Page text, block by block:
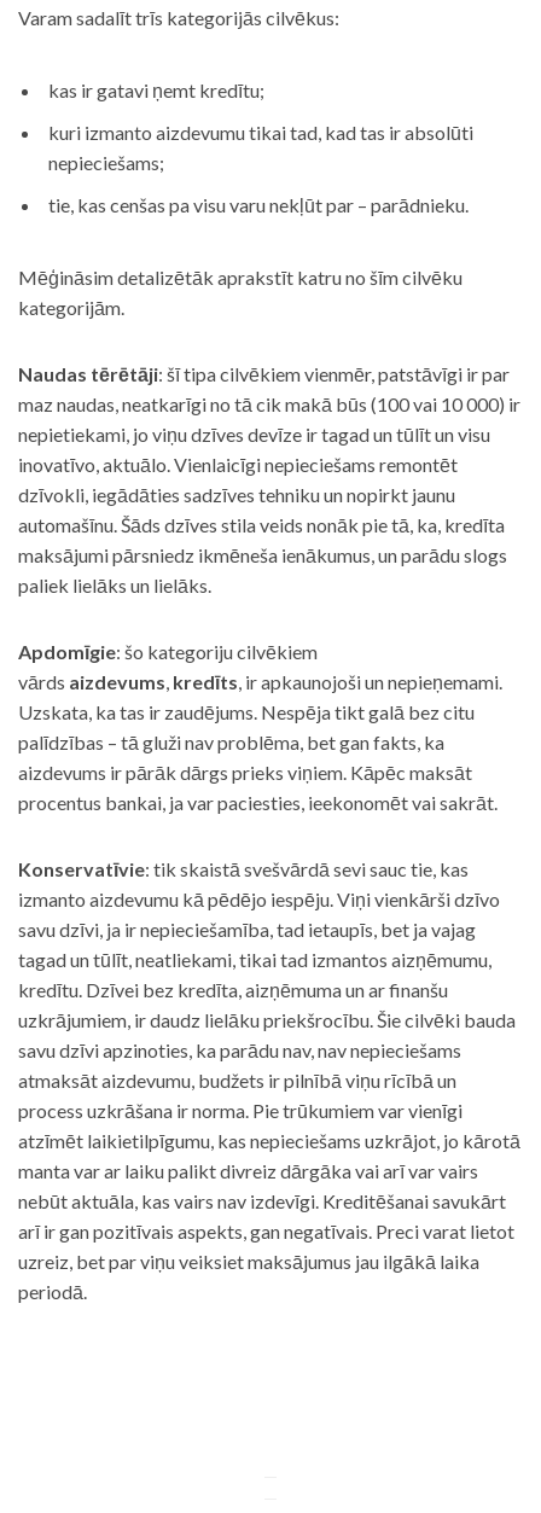
Varam sadalīt trīs kategorijās cilvēkus:
kas ir gatavi ņemt kredītu;
kuri izmanto aizdevumu tikai tad, kad tas ir absolūti
nepieciešams;
tie, kas cenšas pa visu varu nekļūt par – parādnieku.
Mēģināsim detalizētāk aprakstīt katru no šīm cilvēku
kategorijām.
Naudas tērētāji: šī tipa cilvēkiem vienmēr, patstāvīgi ir par
maz naudas, neatkarīgi no tā cik makā būs (100 vai 10 000) ir
nepietiekami, jo viņu dzīves devīze ir tagad un tūlīt un visu
inovatīvo, aktuālo. Vienlaicīgi nepieciešams remontēt
dzīvokli, iegādāties sadzīves tehniku un nopirkt jaunu
automašīnu. Šāds dzīves stila veids nonāk pie tā, ka, kredīta
maksājumi pārsniedz ikmēneša ienākumus, un parādu slogs
paliek lielāks un lielāks.
Apdomīgie: šo kategoriju cilvēkiem
vārds aizdevums, kredīts, ir apkaunojoši un nepieņemami.
Uzskata, ka tas ir zaudējums. Nespēja tikt galā bez citu
palīdzības – tā gluži nav problēma, bet gan fakts, ka
aizdevums ir pārāk dārgs prieks viņiem. Kāpēc maksāt
procentus bankai, ja var paciesties, ieekonomēt vai sakrāt.
Konservatīvie: tik skaistā svešvārdā sevi sauc tie, kas
izmanto aizdevumu kā pēdējo iespēju. Viņi vienkārši dzīvo
savu dzīvi, ja ir nepieciešamība, tad ietaupīs, bet ja vajag
tagad un tūlīt, neatliekami, tikai tad izmantos aizņēmumu,
kredītu. Dzīvei bez kredīta, aizņēmuma un ar finanšu
uzkrājumiem, ir daudz lielāku priekšrocību. Šie cilvēki bauda
savu dzīvi apzinoties, ka parādu nav, nav nepieciešams
atmaksāt aizdevumu, budžets ir pilnībā viņu rīcībā un
process uzkrāšana ir norma. Pie trūkumiem var vienīgi
atzīmēt laikietilpīgumu, kas nepieciešams uzkrājot, jo kārotā
manta var ar laiku palikt divreiz dārgāka vai arī var vairs
nebūt aktuāla, kas vairs nav izdevīgi. Kreditēšanai savukārt
arī ir gan pozitīvais aspekts, gan negatīvais. Preci varat lietot
uzreiz, bet par viņu veiksiet maksājumus jau ilgākā laika
periodā.